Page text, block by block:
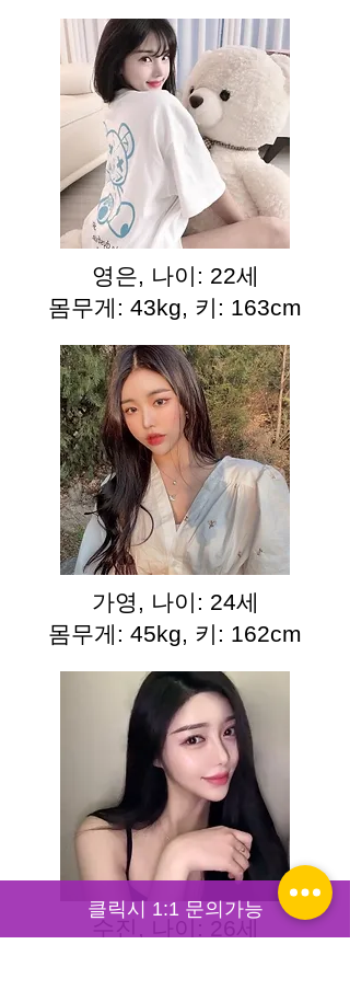
영은, 나이: 22세
몸무게: 43kg, 키: 163cm
가영, 나이: 24세
몸무게: 45kg, 키: 162cm
수진, 나이: 26세
클릭시 1:1 문의가능